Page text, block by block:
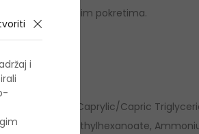
umasirajte kružnim pokretima.
(Shea) Butter, Caprylic/Capric
Tetraethylhexanoate,
i